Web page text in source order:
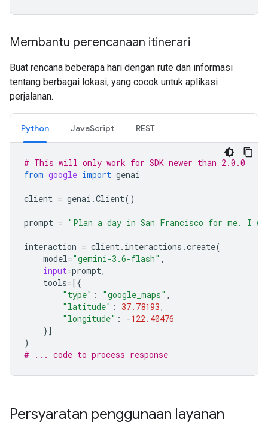
Membantu perencanaan itinerari
Buat rencana beberapa hari dengan rute dan informasi
tentang berbagai lokasi, yang cocok untuk aplikasi
perjalanan.
Python JavaScript REST
# This will only work for SDK newer than 2.0.0
from google import genai
client = genai .Client()
prompt = "Plan a day in San Francisco for me. I
interaction = client. interactions .create(
model="gemini-3.6-flash" ,
input=prompt,
tools=[{
"type" : "google_maps" ,
"latitude" : 37.78193,
"longitude" : -122.40476
}]
)
# ... code to process response
Persyaratan penggunaan layanan